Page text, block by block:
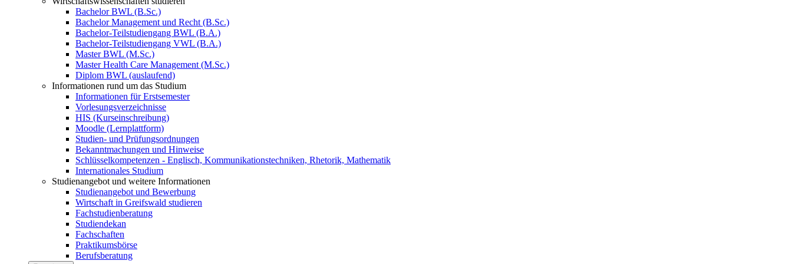
Bachelor BWL (B.Sc.)
Bachelor Management und Recht (B.Sc.)
Bachelor-Teilstudiengang BWL (B.A.)
Bachelor-Teilstudiengang VWL (B.A.)
Master BWL (M.Sc.)
Master Health Care Management (M.Sc.)
Diplom BWL (auslaufend)
Informationen rund um das Studium
Informationen für Erstsemester
Vorlesungsverzeichnisse
HIS (Kurseinschreibung)
Moodle (Lernplattform)
Studien- und Prüfungsordnungen
Bekanntmachungen und Hinweise
Schlüsselkompetenzen - Englisch, Kommunikationstechniken, Rhetorik, Mathematik
Internationales Studium
Studienangebot und weitere Informationen
Studienangebot und Bewerbung
Wirtschaft in Greifswald studieren
Fachstudienberatung
Studiendekan
Fachschaften
Praktikumsbörse
Berufsberatung